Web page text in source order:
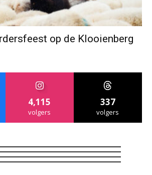
op de Klooienberg
4,115
volgers
337
volgers